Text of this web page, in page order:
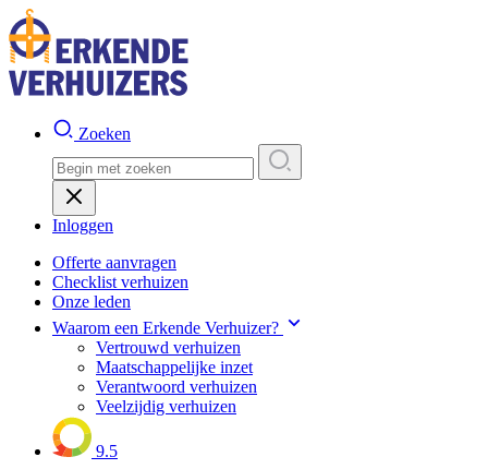
Zoeken
Inloggen
Offerte aanvragen
Checklist verhuizen
Onze leden
Waarom een Erkende Verhuizer?
Vertrouwd verhuizen
Maatschappelijke inzet
Verantwoord verhuizen
Veelzijdig verhuizen
9.5